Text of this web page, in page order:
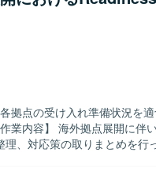
拠点の受け入れ準備状況を
、対応策の取りまとめを行